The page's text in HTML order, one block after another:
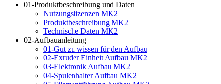
01-Produktbeschreibung und Daten
Nutzungslizenzen MK2
Produktbeschreibung MK2
Technische Daten MK2
02-Aufbauanleitung
01-Gut zu wissen für den Aufbau
02-Exruder Einheit Aufbau MK2
03-Elektronik Aufbau MK2
04-Spulenhalter Aufbau MK2